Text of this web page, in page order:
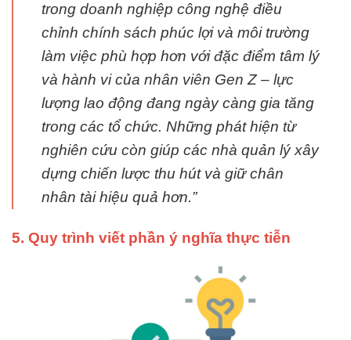
trong doanh nghiệp công nghệ điều
chỉnh chính sách phúc lợi và môi trường
làm việc phù hợp hơn với đặc điểm tâm lý
và hành vi của nhân viên Gen Z – lực
lượng lao động đang ngày càng gia tăng
trong các tổ chức. Những phát hiện từ
nghiên cứu còn giúp các nhà quản lý xây
dựng chiến lược thu hút và giữ chân
nhân tài hiệu quả hơn.”
5. Quy trình viết phần ý nghĩa thực tiễn